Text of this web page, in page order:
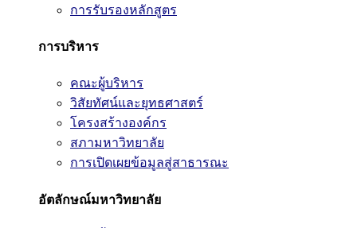
การรับรองหลักสูตร
การบริหาร
คณะผู้บริหาร
วิสัยทัศน์และยุทธศาสตร์
โครงสร้างองค์กร
สภามหาวิทยาลัย
การเปิดเผยข้อมูลสู่สาธารณะ
อัตลักษณ์มหาวิทยาลัย